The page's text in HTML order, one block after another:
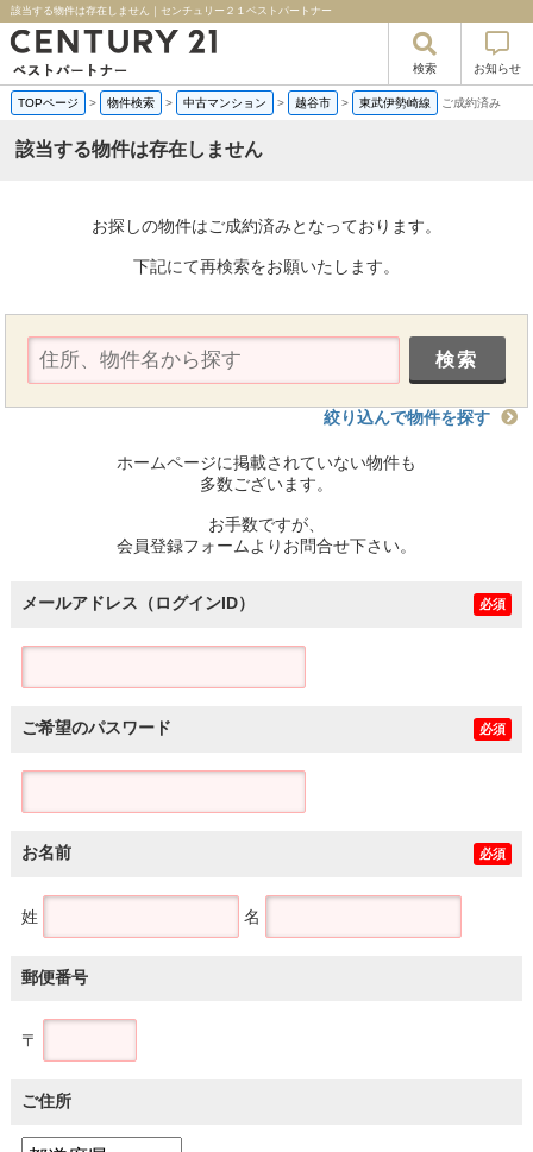
該当する物件は存在しません｜センチュリー２１ベストパートナー
検索 お知らせ
TOPページ > 物件検索 > 中古マンション > 越谷市 > 東武伊勢崎線 ご成約済み
該当する物件は存在しません
お探しの物件はご成約済みとなっております。
下記にて再検索をお願いたします。
絞り込んで物件を探す
ホームページに掲載されていない物件も
多数ございます。
お手数ですが、
会員登録フォームよりお問合せ下さい。
メールアドレス（ログインID） 必須
ご希望のパスワード 必須
お名前 必須
姓 名
郵便番号
〒
ご住所